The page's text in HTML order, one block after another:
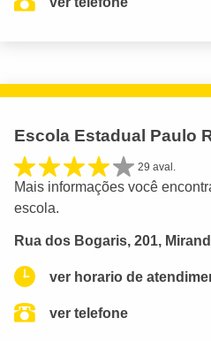
Escola Estadual Paulo
29 aval.
Mais informações você
escola.
Rua dos Bogaris, 201,
ver horario de
ver telefone